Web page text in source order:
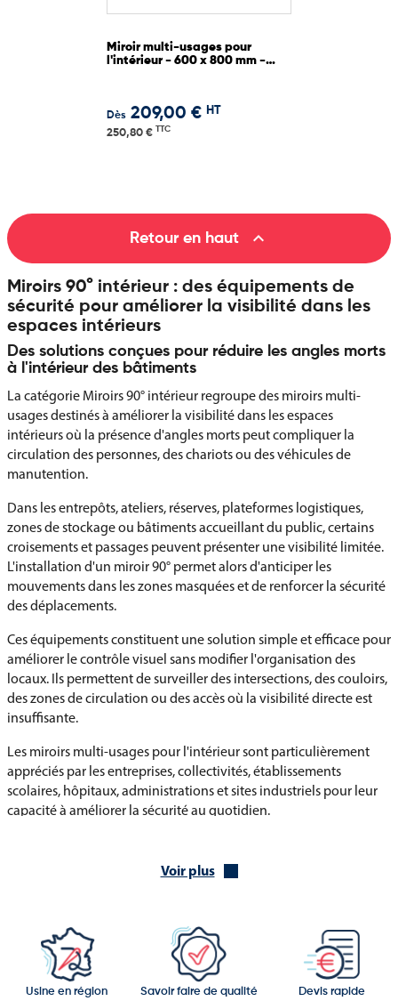
Miroir multi-usages pour
l'intérieur - 600 x 800 mm -
Dès 209,00 € HT
250,80 € TTC
Retour en haut 
Miroirs 90° intérieur : des équipements de
sécurité pour améliorer la visibilité dans les
espaces intérieurs
Des solutions conçues pour réduire les angles morts
à l'intérieur des bâtiments
La catégorie Miroirs 90° intérieur regroupe des miroirs multi-
usages destinés à améliorer la visibilité dans les espaces
intérieurs où la présence d'angles morts peut compliquer la
circulation des personnes, des chariots ou des véhicules de
manutention.
Dans les entrepôts, ateliers, réserves, plateformes logistiques,
zones de stockage ou bâtiments accueillant du public, certains
croisements et passages peuvent présenter une visibilité limitée.
L'installation d'un miroir 90° permet alors d'anticiper les
mouvements dans les zones masquées et de renforcer la sécurité
des déplacements.
Ces équipements constituent une solution simple et efficace pour
améliorer le contrôle visuel sans modifier l'organisation des
locaux. Ils permettent de surveiller des intersections, des couloirs,
des zones de circulation ou des accès où la visibilité directe est
insuffisante.
Les miroirs multi-usages pour l'intérieur sont particulièrement
appréciés par les entreprises, collectivités, établissements
scolaires, hôpitaux, administrations et sites industriels pour leur
capacité à améliorer la sécurité au quotidien.
Miroir multi-usages pour l'intérieur - Diamètre 300 mm - Garantie
Miroir multi-usages pour l'intérieur - Diamètre 400 mm - Garantie
Voir plus
Usine en région
Savoir faire de qualité Devis rapide